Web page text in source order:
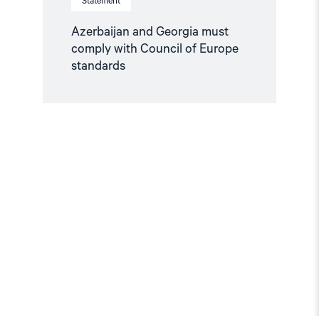
Azerbaijan and Georgia must
comply with Council of Europe
standards